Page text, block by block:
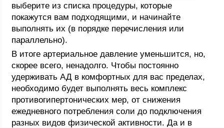
выберите из списка процедуры, которые
покажутся вам подходящими, и начинайте
выполнять их (в порядке перечисления или
параллельно).
В итоге артериальное давление уменьшится, но,
скорее всего, ненадолго. Чтобы постоянно
удерживать АД в комфортных для вас пределах,
необходимо будет выполнять весь комплекс
противогипертонических мер, от снижения
ежедневного потребления соли до подключения
разных видов физической активности. Да и в